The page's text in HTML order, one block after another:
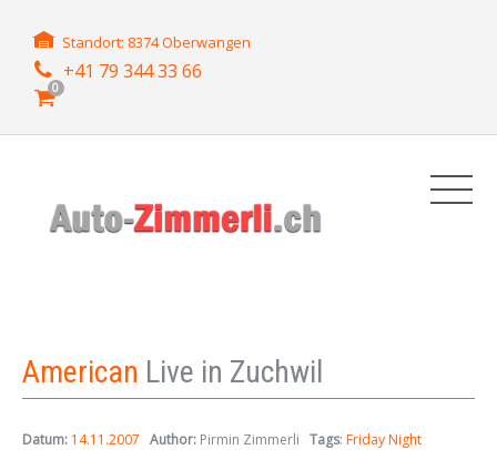
Standort: 8374 Oberwangen
+41 79 344 33 66
0
American Live in Zuchwil
Datum: 14.11.2007 Author: Pirmin Zimmerli Tags: Friday Night